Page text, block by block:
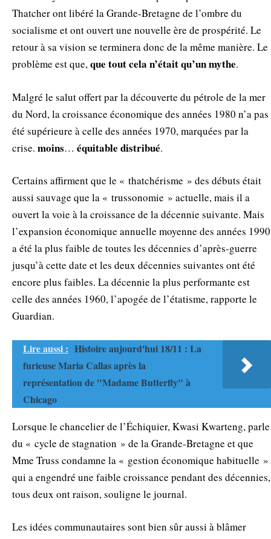
Thatcher ont libéré la Grande-Bretagne de l’ombre du
socialisme et ont ouvert une nouvelle ère de prospérité. Le
retour à sa vision se terminera donc de la même manière. Le
problème est que,que tout cela n’était qu’un mythe.
Malgré le salut offert par la découverte du pétrole de la mer
du Nord, la croissance économique des années 1980 n’a pas
été supérieure à celle des années 1970, marquées par la
crise. moins… équitable distribué.
Certains affirment que le « thatchérisme » des débuts était
aussi sauvage que la « trussonomie » actuelle, mais il a
ouvert la voie à la croissance de la décennie suivante. Mais
l’expansion économique annuelle moyenne des années 1990
a été la plus faible de toutes les décennies d’après-guerre
jusqu’à cette date et les deux décennies suivantes ont été
encore plus faibles. La décennie la plus performante est
celle des années 1960, l’apogée de l’étatisme, rapporte le
Guardian.
Lire aussi : Histoire aujourd'hui 18/11 : La
furieuse Maria Callas après la
représentation de "Madame Butterfly" à
Chicago
Lorsque le chancelier de l’Échiquier, Kwasi Kwarteng, parle
du « cycle de stagnation » de la Grande-Bretagne et que
Mme Truss condamne la « gestion économique habituelle »
qui a engendré une faible croissance pendant des décennies,
tous deux ont raison, souligne le journal.
Les idées communautaires sont bien sûr aussi à blâmer